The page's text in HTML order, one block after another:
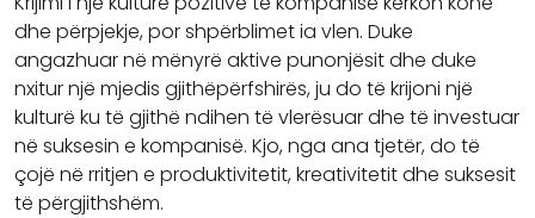
dhe përpjekje, por shpërblimet ia vlen. Duke
angazhuar në mënyrë aktive punonjësit dhe duke
nxitur një mjedis gjithëpërfshirës, ​​ju do të krijoni një
kulturë ku të gjithë ndihen të vlerësuar dhe të investuar
në suksesin e kompanisë. Kjo, nga ana tjetër, do të
çojë në rritjen e produktivitetit, kreativitetit dhe suksesit
të përgjithshëm.